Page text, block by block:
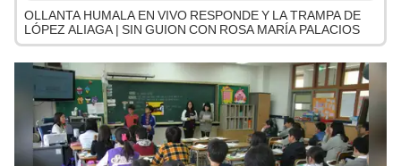
OLLANTA HUMALA EN VIVO RESPONDE Y LA TRAMPA DE
LÓPEZ ALIAGA | SIN GUION CON ROSA MARÍA PALACIOS